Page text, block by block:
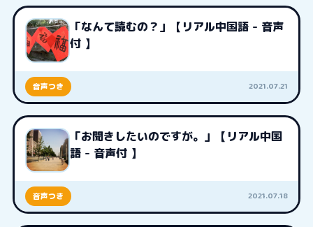
「なんて読むの？」【リアル中国語 - 音声
付 】
音声つき 2021.07.21
「お聞きしたいのですが。」【リアル中国
語 - 音声付 】
音声つき 2021.07.18